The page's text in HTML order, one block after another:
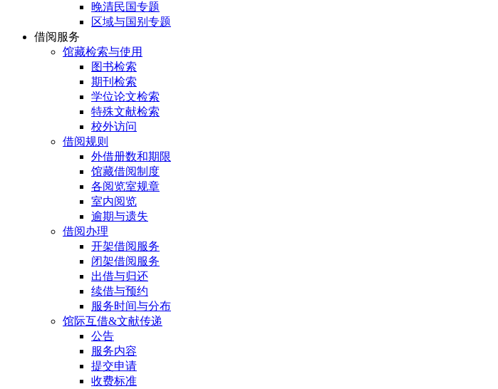
晚清民国专题
区域与国别专题
借阅服务
馆藏检索与使用
图书检索
期刊检索
学位论文检索
特殊文献检索
校外访问
借阅规则
外借册数和期限
馆藏借阅制度
各阅览室规章
室内阅览
逾期与遗失
借阅办理
开架借阅服务
闭架借阅服务
出借与归还
续借与预约
服务时间与分布
馆际互借&文献传递
公告
服务内容
提交申请
收费标准